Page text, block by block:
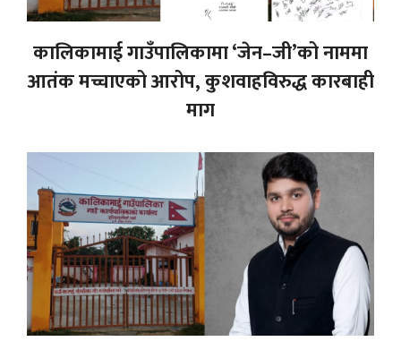
कालिकामाई गाउँपालिकामा ‘जेन–जी’को नाममा
आतंक मच्चाएको आरोप, कुशवाहविरुद्ध कारबाही
माग